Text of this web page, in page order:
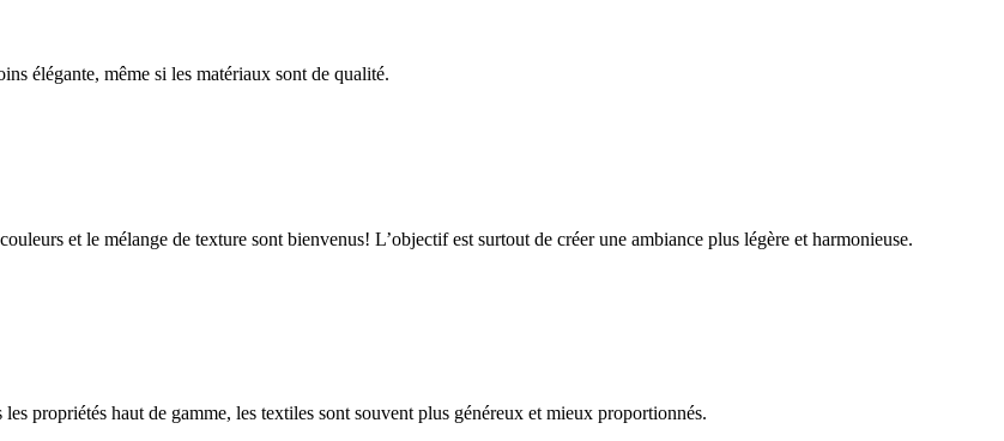
élégante, même si les matériaux sont de qualité.
et le mélange de texture sont bienvenus! L’objectif est surtout de créer une ambiance plus légère et harmonieuse.
les propriétés haut de gamme, les textiles sont souvent plus généreux et mieux proportionnés.